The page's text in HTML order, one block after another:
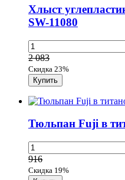
Хлыст
SW-11080
2 083
Скидка 23%
Тюльпан Fuji в
916
Скидка 19%